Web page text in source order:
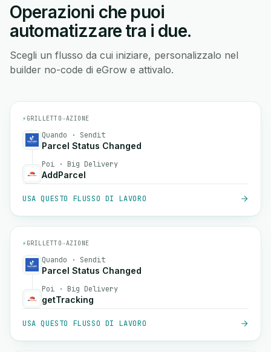
Operazioni che puoi
automatizzare tra i due.
Scegli un flusso da cui iniziare, personalizzalo nel
builder no-code di eGrow e attivalo.
⚡ GRILLETTO→AZIONE
Quando · Sendit
Parcel Status Changed
Poi · Big Delivery
AddParcel
USA QUESTO FLUSSO DI LAVORO
⚡ GRILLETTO→AZIONE
Quando · Sendit
Parcel Status Changed
Poi · Big Delivery
getTracking
USA QUESTO FLUSSO DI LAVORO